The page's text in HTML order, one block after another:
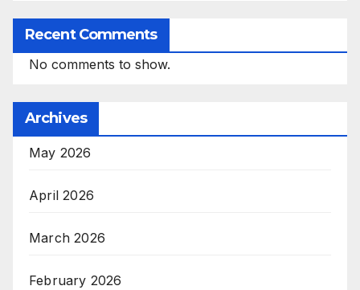
Recent Comments
No comments to show.
Archives
May 2026
April 2026
March 2026
February 2026